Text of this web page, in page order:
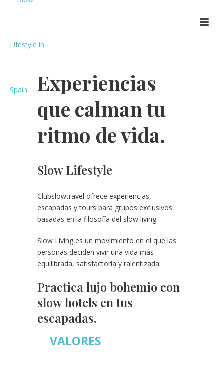
Experiencias
que calman tu
ritmo de vida.
Slow Lifestyle
Clubslowtravel ofrece experiencias,
escapadas y tours para grupos exclusivos
basadas en la filosofía del slow living.
Slow Living es un movimiento en el que las
personas deciden vivir una vida más
equilibrada, satisfactoria y ralentizada.
Practica lujo bohemio con
slow hotels en tus
escapadas.
VALORES